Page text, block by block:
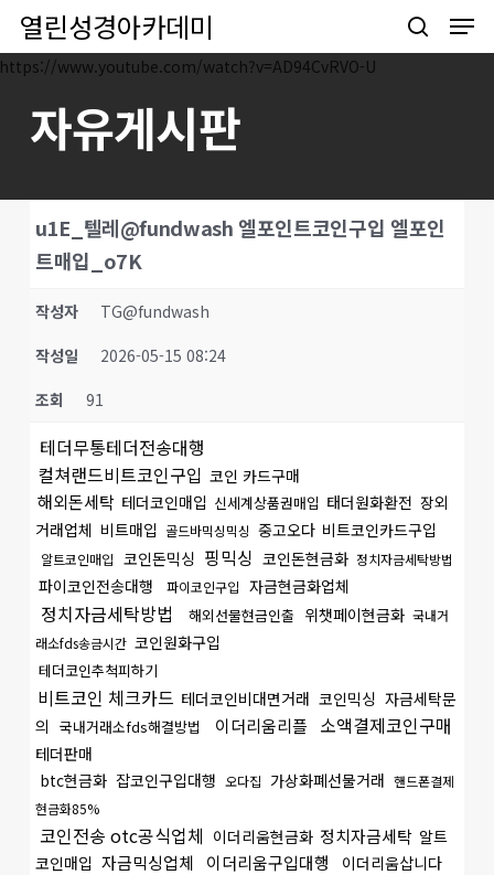
Skip
main
열린성경아카데미
search
www.youtube.com/watch?v=AD94CvRVO-U
자유게시판
u1E_텔레@fundwash 엘포인트코인구입 엘포인
트매입_o7K
작성자
TG@fundwash
작성일
2026-05-15 08:24
조회
91
테더무통테더전송대행
컬쳐랜드비트코인구입 코인 카드구매
해외돈세탁 테더코인매입 신세계상품권매입 태더원화환전 장외
거래업체 비트매입 골드바믹싱믹싱 중고오다 비트코인카드구입
알트코인매입 코인돈믹싱 핑믹싱 코인돈현금화 정치자금세탁방법
파이코인전송대행 파이코인구입 자금현금화업체
정치자금세탁방법 해외선물현금인출 위챗페이현금화 국내거
래소fds송금시간 코인원화구입
테더코인추척피하기
비트코인 체크카드 테더코인비대면거래 코인믹싱 자금세탁문
의 국내거래소fds해결방법 이더리움리플 소액결제코인구매
테더판매
btc현금화 잡코인구입대행 오다집 가상화폐선물거래 핸드폰결제
현금화85%
코인전송 otc공식업체 이더리움현금화 정치자금세탁 알트
코인매입 자금믹싱업체 이더리움구입대행 이더리움삽니다